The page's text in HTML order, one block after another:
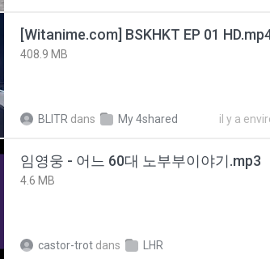
[Witanime.com] BSKHKT EP 01
408.9 MB
BLITR dans My 4shared il y a
임영웅 - 어느 60대 노부부이야기.mp3
4.6 MB
castor-trot dans LHR